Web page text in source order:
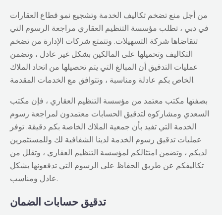
من أجل منع تضخم تكاليف الخدمة وتشجيع نمو قطاع العقارات
في دبي ، تطلب مؤسسة التنظيم العقاري مراجعة الرسوم التي
تتقاضاها شركة التسهيلات. وتتمتع شركات الإدارة من تضخم
التكاليف وتحميلها على المالكين بشكل غير عادل ، وتضمن
عمليات التدقيق أن المبالغ التي يتم تحصيلها من اتحاد الملاك
الخاص بكم عادلة ومناسبة ، وتتوافق مع الخدمات المقدمة.
بصفتها مكتب معتمد من مؤسسة التنظيم العقاري ، فإن مكتب
السعدي ومشاركوه لتدقيق الحسابات معتمدون لمراجعة رسوم
الخدمة التي تفيد بأن جمعية الملاك الخاصة بكم دقيقة. توفر
عمليات تدقيق رسوم الخدمة لدينا الشفافية لك وللمستثمرين
لديكم ، وتضمن امتثالكم لمؤسسة التنظيم العقاري ، وتقلل من
تكاليفكم عن طريق الحفاظ على الرسوم التي تدفعونها بشكل
عادل ومناسب.
تدقيق حسابات الضمان